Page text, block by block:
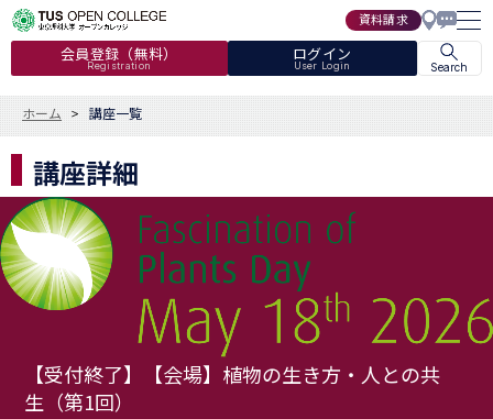
資料請求
会員登録（無料）
Registration
ログイン
User Login Search
ホーム 講座一覧
講座詳細
【受付終了】【会場】植物の生き方・人との共
生（第1回）